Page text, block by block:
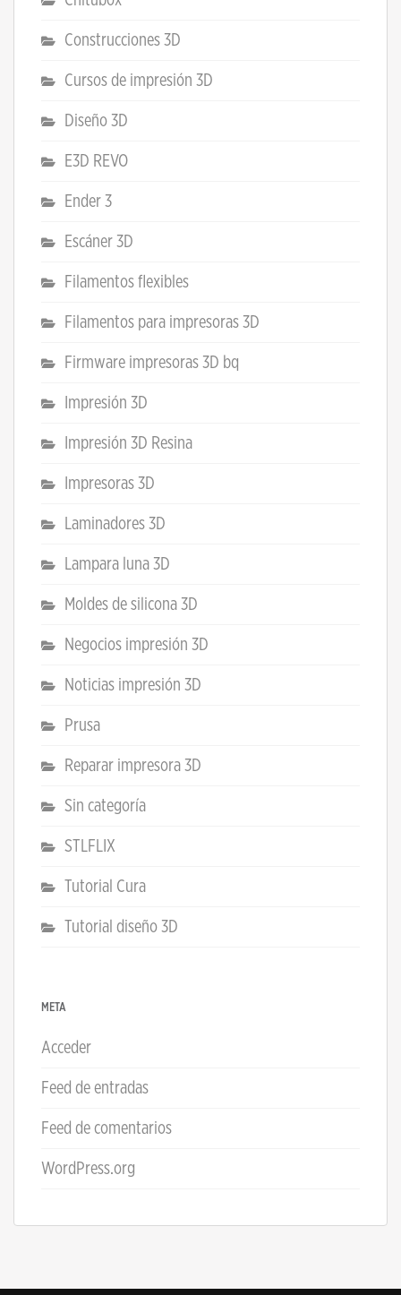
Construcciones 3D
Cursos de impresión 3D
Diseño 3D
E3D REVO
Ender 3
Escáner 3D
Filamentos flexibles
Filamentos para impresoras 3D
Firmware impresoras 3D bq
Impresión 3D
Impresión 3D Resina
Impresoras 3D
Laminadores 3D
Lampara luna 3D
Moldes de silicona 3D
Negocios impresión 3D
Noticias impresión 3D
Prusa
Reparar impresora 3D
Sin categoría
STLFLIX
Tutorial Cura
Tutorial diseño 3D
META
Acceder
Feed de entradas
Feed de comentarios
WordPress.org